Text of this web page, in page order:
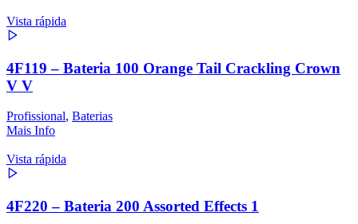
Vista rápida
4F119 – Bateria 100 Orange Tail Crackling Crown
V V
Profissional, Baterias
Mais Info
Vista rápida
4F220 – Bateria 200 Assorted Effects 1